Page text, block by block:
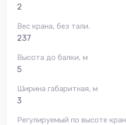
2
Вес крана, без тали.
237
Высота до балки, м
5
Ширина габаритная, м
3
Регулируемый по высоте кран